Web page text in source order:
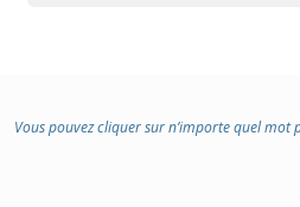
Vous pouvez cliquer sur n’importe quel